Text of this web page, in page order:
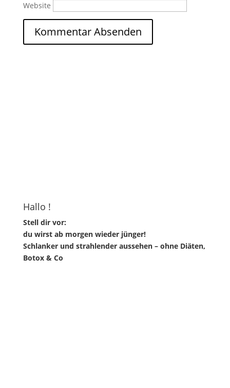
Website
Hallo !
Stell dir vor:
du wirst ab morgen wieder jünger!
Schlanker und strahlender aussehen – ohne Diäten,
Botox & Co